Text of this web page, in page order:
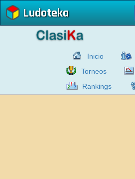
Ludoteka
Inicio
Torneos
Rankings